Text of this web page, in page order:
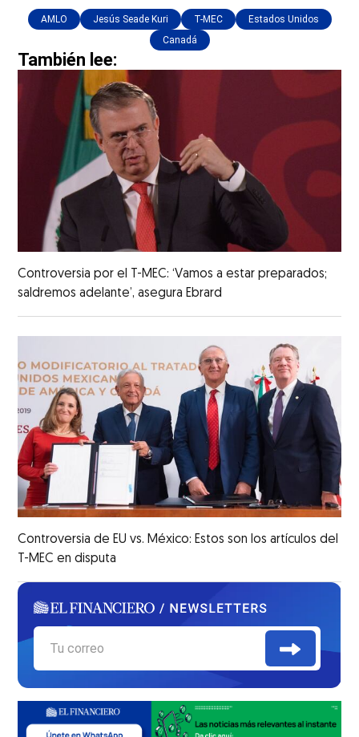
AMLO Jesús Seade Kuri T-MEC
Estados Unidos
Canadá
También lee:
Controversia por el T-MEC: ‘Vamos a estar preparados;
saldremos adelante’, asegura Ebrard
Controversia de EU vs. México: Estos son los artículos del
T-MEC en disputa